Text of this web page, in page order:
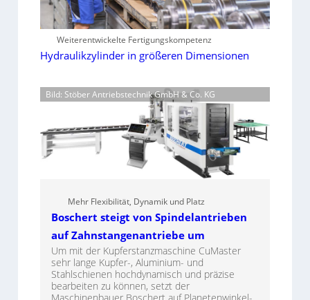
Weiterentwickelte Fertigungskompetenz
Hydraulikzylinder in größeren Dimensionen
Bild: Stöber Antriebstechnik GmbH & Co. KG
Mehr Flexibilität, Dynamik und Platz
Boschert steigt von Spindelantrieben
auf Zahnstangenantriebe um
Um mit der Kupferstanzmaschine CuMaster
sehr lange Kupfer-, Aluminium- und
Stahlschienen hochdynamisch und präzise
bearbeiten zu können, setzt der